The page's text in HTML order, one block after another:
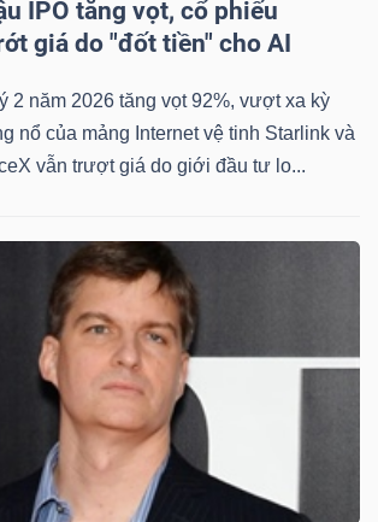
IPO tăng vọt, cổ phiếu
giá do "đốt tiền" cho AI
2 năm 2026 tăng vọt 92%, vượt xa kỳ
nổ của mảng Internet vệ tinh Starlink và
vẫn trượt giá do giới đầu tư lo...